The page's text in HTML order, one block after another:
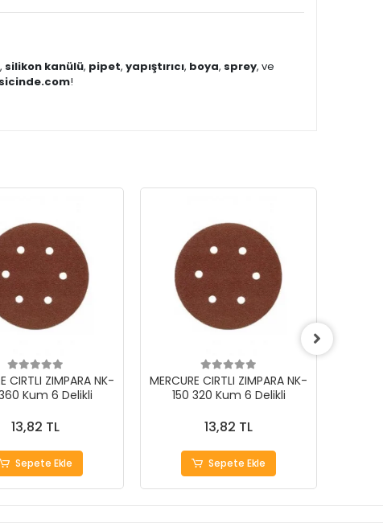
, silikon kanülü, pipet, yapıştırıcı, boya, sprey, ve
!
CIRTLI ZIMPARA NK-
Kum 6 Delikli
13,82 TL
Sepete Ekle
MERCURE CIRTLI ZIMPARA NK-
150 320 Kum 6 Delikli
13,82 TL
Sepete Ekle